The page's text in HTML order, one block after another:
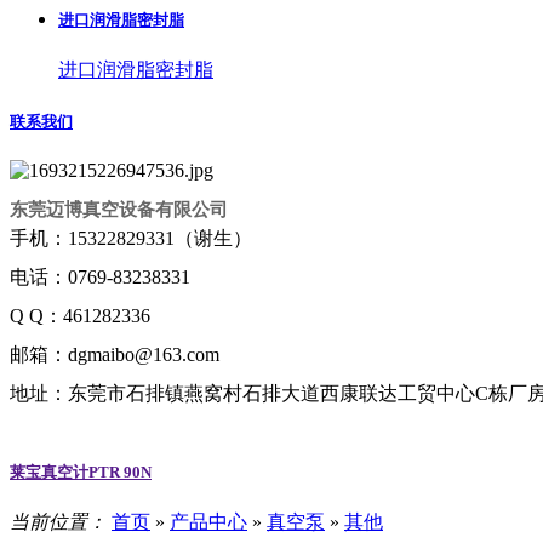
进口润滑脂密封脂
进口润滑脂密封脂
联系我们
东莞迈博真空设备有限公司
手机：15322829331（谢生）
电话：0769-83238331
Q Q：461282336
邮箱：dgmaibo@163.com
地址：东莞市石排镇燕窝村石排大道西康联达工贸中心C栋厂
莱宝真空计PTR 90N
当前位置： 首页 » 产品中心 » 真空泵 » 其他